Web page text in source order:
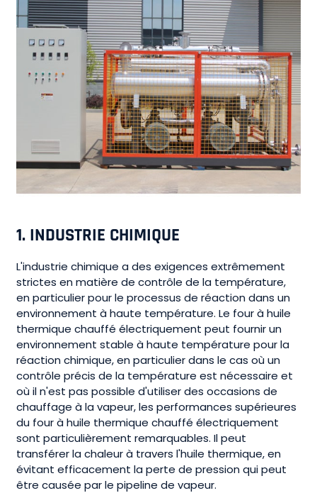
1. INDUSTRIE CHIMIQUE
L'industrie chimique a des exigences extrêmement
strictes en matière de contrôle de la température,
en particulier pour le processus de réaction dans un
environnement à haute température. Le four à huile
thermique chauffé électriquement peut fournir un
environnement stable à haute température pour la
réaction chimique, en particulier dans le cas où un
contrôle précis de la température est nécessaire et
où il n'est pas possible d'utiliser des occasions de
chauffage à la vapeur, les performances supérieures
du four à huile thermique chauffé électriquement
sont particulièrement remarquables. Il peut
transférer la chaleur à travers l'huile thermique, en
évitant efficacement la perte de pression qui peut
être causée par le pipeline de vapeur.